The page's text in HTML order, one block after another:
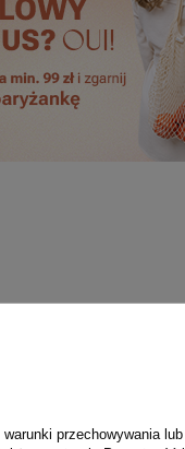
warunki przechowywania lub